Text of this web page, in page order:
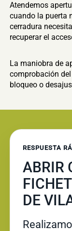
Atendemos
cuando la puerta
cerradura
recuperar el
La maniobra de
comprobación
bloqueo o
RESPUESTA
ABRIR
DE